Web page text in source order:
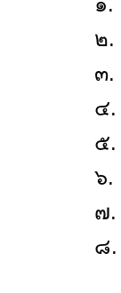
๒.
๓.
๔.
๕.
๖.
๗.
๘.